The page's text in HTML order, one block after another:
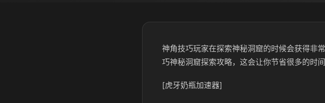
神角技巧玩家在探索神秘洞窟的时候会获得非
巧神秘洞窟探索攻略，这会让你节省很多的时
[虎牙奶瓶加速器]